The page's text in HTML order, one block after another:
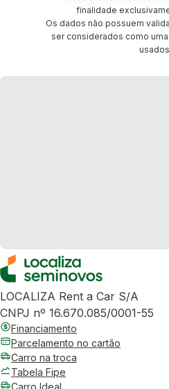
finalidade
Os dados não possuem
ser considerados como
LOCALIZA Rent a Car S/A
CNPJ nº 16.670.085/0001-55
Financiamento
Parcelamento no cartão
Carro na troca
Tabela Fipe
Carro Ideal